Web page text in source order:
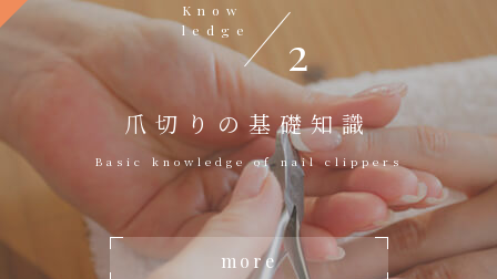
Know
ledge
2
爪切りの基礎知識
Basic knowledge of nail clippers
more